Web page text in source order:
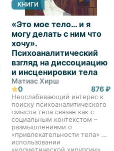
КНИГИ
«Это мое тело… и я
могу делать с ним что
хочу».
Психоаналитический
взгляд на диссоциацию
и инсценировки тела
Матиас Хирш
0
876 ₽
Неослабевающий интерес к
поиску психоаналитического
смысла тела связан как с
социальным контекстом –
размышлениями о
«привлекательности тела» и
использовании